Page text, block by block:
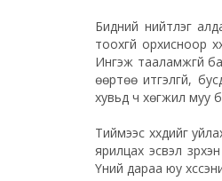
Бидний нийтлэг
тоохгүй орхисноор
Ингэж тааламжгүй
өөртөө итгэлгүй,
хувьд ч хөгжил муу
Тиймээс хүүхдийг
ярилцах эсвэл
Үүний дараа юу